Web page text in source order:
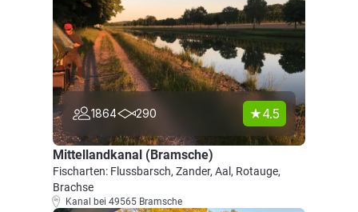
1864 290 4.5
Mittellandkanal (Bramsche)
Fischarten: Flussbarsch, Zander, Aal, Rotauge,
Brachse
Kanal bei 49565 Bramsche